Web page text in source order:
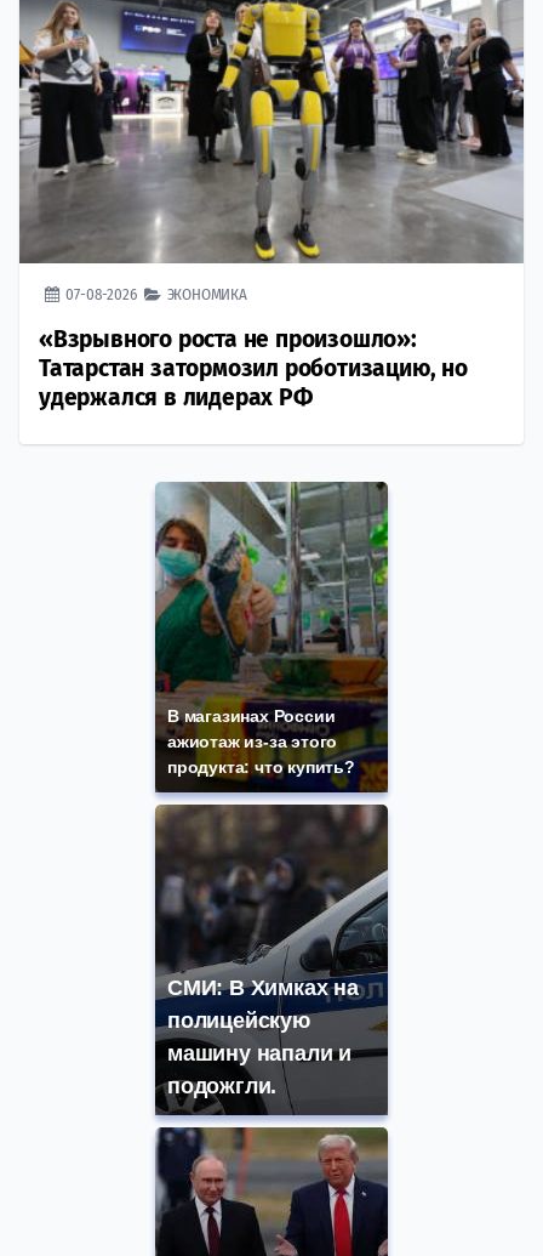
07-08-2026 ЭКОНОМИКА
«Взрывного роста не произошло»:
Татарстан затормозил роботизацию, но
удержался в лидерах РФ
В магазинах России
ажиотаж из-за этого
продукта: что купить?
СМИ: В Химках на
полицейскую
машину напали и
подожгли.